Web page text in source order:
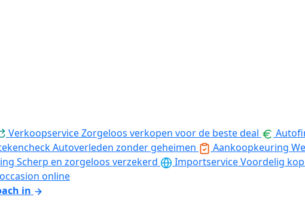
VerkoopserviceZorgeloos verkopen voor de beste deal
Autoverleden zonder geheimen Aankoopkeuring
Scherp en zorgeloos verzekerd ImportserviceVoordelig
online
in